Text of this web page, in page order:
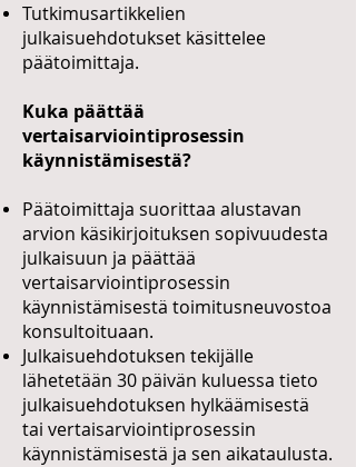
Tutkimusartikkelien
julkaisuehdotukset käsittelee
päätoimittaja.
Kuka päättää
vertaisarviointiprosessin
käynnistämisestä?
Päätoimittaja suorittaa alustavan
arvion käsikirjoituksen sopivuudesta
julkaisuun ja päättää
vertaisarviointiprosessin
käynnistämisestä toimitusneuvostoa
konsultoituaan.
Julkaisuehdotuksen tekijälle
lähetetään 30 päivän kuluessa tieto
julkaisuehdotuksen hylkäämisestä
tai vertaisarviointiprosessin
käynnistämisestä ja sen aikataulusta.